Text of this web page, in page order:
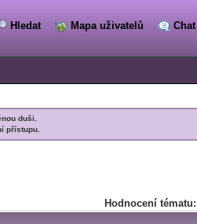
Hledat Mapa uživatelů Chat
duši.
přístupu.
Hodnocení tématu: